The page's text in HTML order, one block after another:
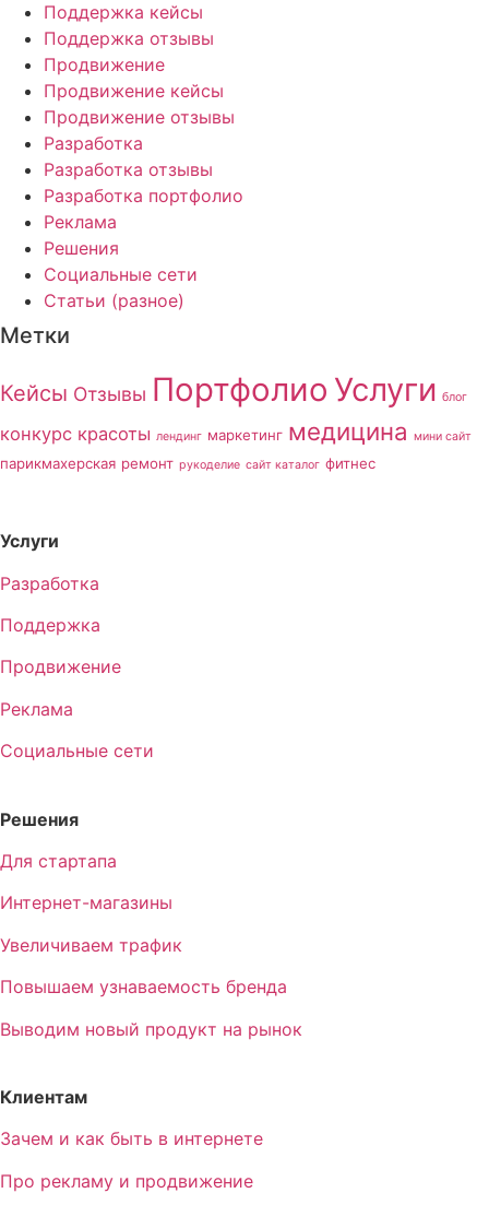
Поддержка кейсы
Поддержка отзывы
Продвижение
Продвижение кейсы
Продвижение отзывы
Разработка
Разработка отзывы
Разработка портфолио
Реклама
Решения
Социальные сети
Статьи (разное)
Метки
Кейсы Отзывы Портфолио Услуги блог
конкурс красоты лендинг маркетинг медицина мини сайт
парикмахерская ремонт рукоделие сайт каталог фитнес
Услуги
Разработка
Поддержка
Продвижение
Реклама
Социальные сети
Решения
Для стартапа
Интернет-магазины
Увеличиваем трафик
Повышаем узнаваемость бренда
Выводим новый продукт на рынок
Клиентам
Зачем и как быть в интернете
Про рекламу и продвижение